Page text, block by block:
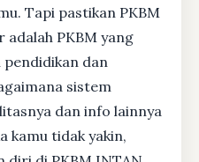
Tapi pastikan PKBM
PKBM yang
dan
sistem
dan info lainnya
kamu tidak yakin,